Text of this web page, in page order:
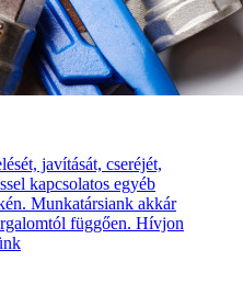
javítását, cseréjét,
kapcsolatos egyéb
Munkatársiank akkár
függően. Hívjon